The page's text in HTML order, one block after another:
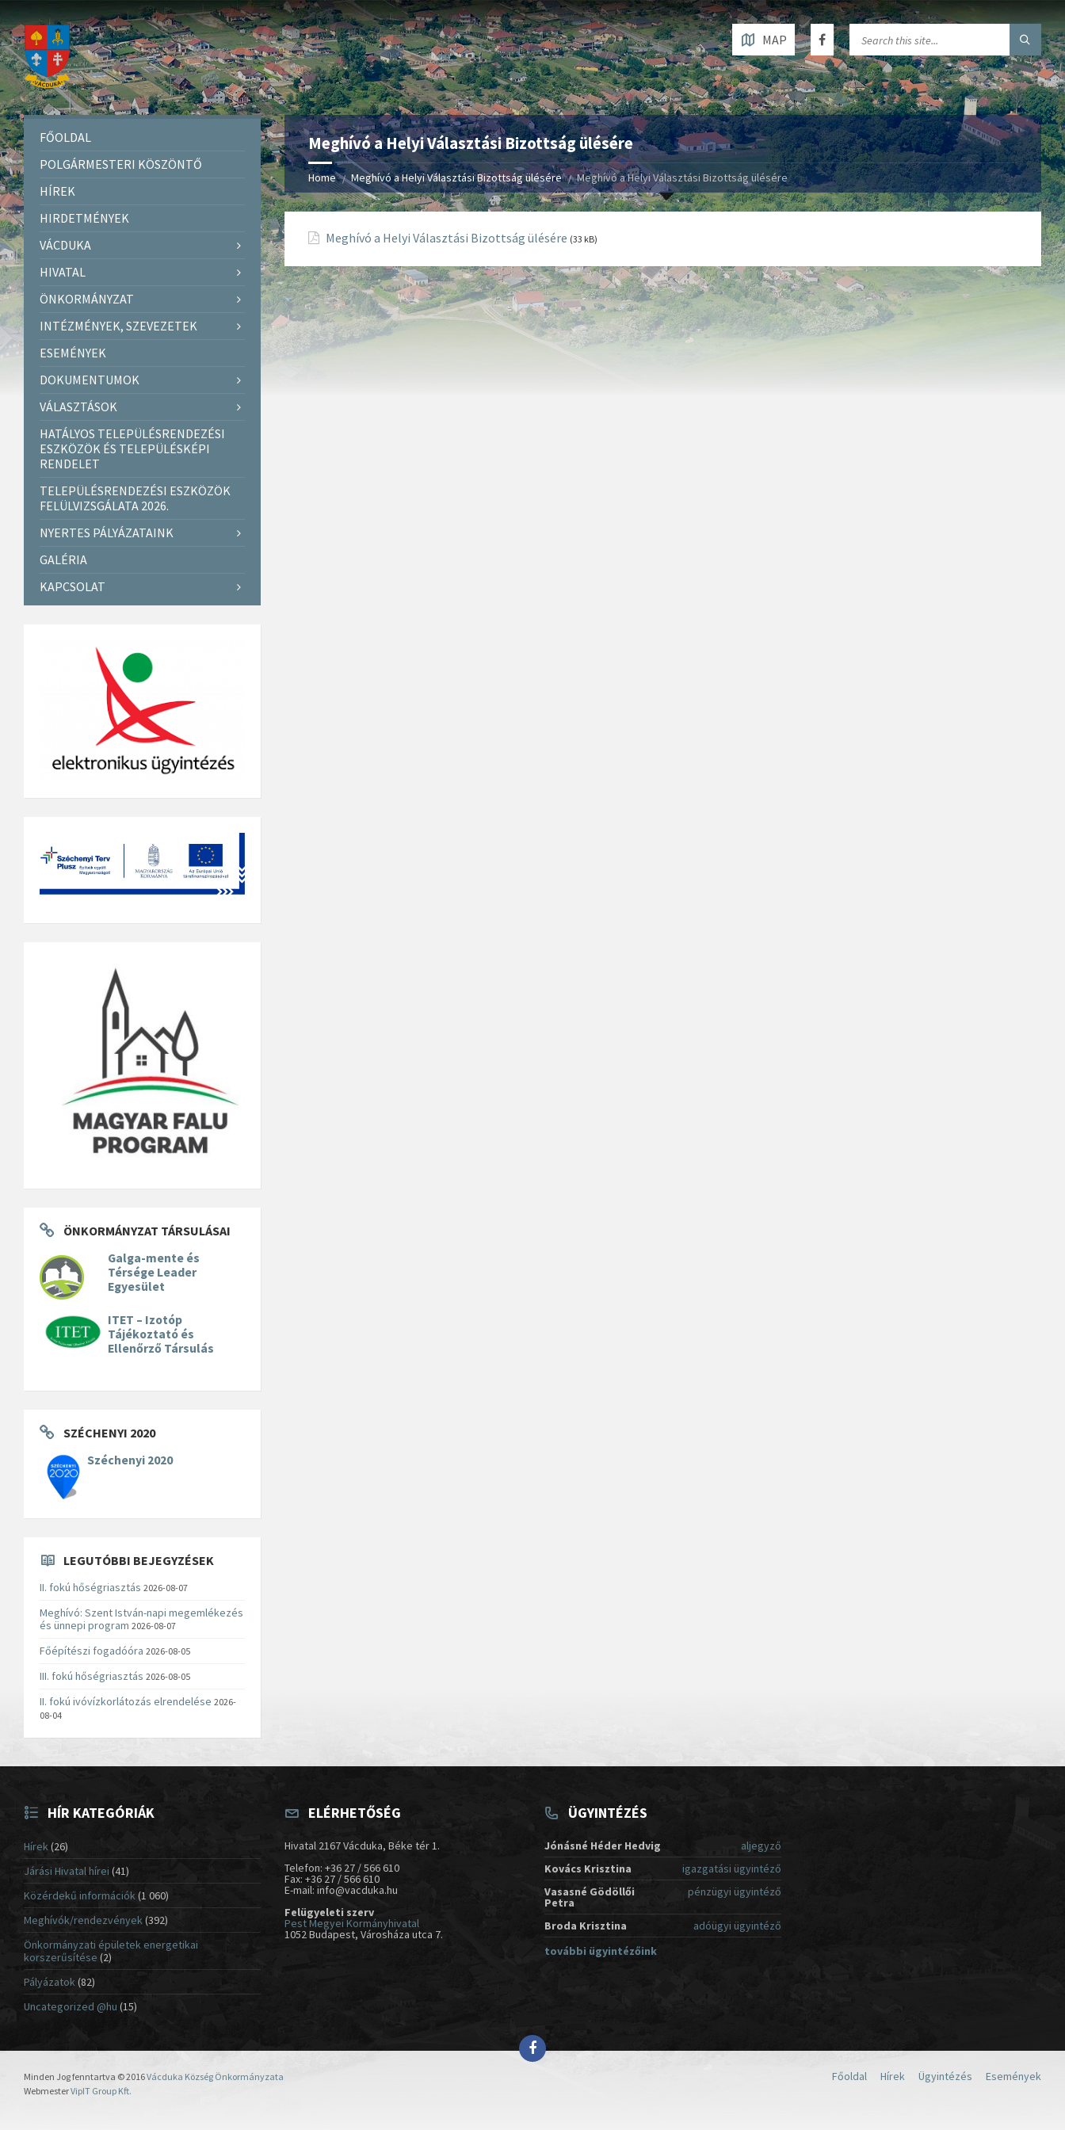
MAP
Meghívó a Helyi Választási Bizottság ülésére
Home Meghívó a Helyi Választási Bizottság ülésére Meghívó a Helyi Választási Bizottság ülésére
Meghívó a Helyi Választási Bizottság ülésére (33 kB)
FŐOLDAL
POLGÁRMESTERI KÖSZÖNTŐ
HÍREK
HIRDETMÉNYEK
VÁCDUKA
HIVATAL
ÖNKORMÁNYZAT
INTÉZMÉNYEK, SZEVEZETEK
ESEMÉNYEK
DOKUMENTUMOK
VÁLASZTÁSOK
HATÁLYOS TELEPÜLÉSRENDEZÉSI
ESZKÖZÖK ÉS TELEPÜLÉSKÉPI
RENDELET
TELEPÜLÉSRENDEZÉSI ESZKÖZÖK
FELÜLVIZSGÁLATA 2026.
NYERTES PÁLYÁZATAINK
GALÉRIA
KAPCSOLAT
ÖNKORMÁNYZAT TÁRSULÁSAI
Galga-mente és
Térsége Leader
Egyesület
ITET – Izotóp
Tájékoztató és
Ellenőrző Társulás
SZÉCHENYI 2020
Széchenyi 2020
LEGUTÓBBI BEJEGYZÉSEK
II. fokú hőségriasztás 2026-08-07
Meghívó: Szent István-napi megemlékezés
és ünnepi program 2026-08-07
Főépítészi fogadóóra 2026-08-05
III. fokú hőségriasztás 2026-08-05
II. fokú ivóvízkorlátozás elrendelése 2026-
08-04
HÍR KATEGÓRIÁK
Hírek (26)
Járási Hivatal hírei (41)
Közérdekű információk(1 060)
Meghívók/rendezvények(392)
Önkormányzati épületek energetikai
korszerűsítése (2)
Pályázatok(82)
Uncategorized @hu (15)
ELÉRHETŐSÉG
Hivatal 2167 Vácduka, Béke tér 1.
Telefon: +36 27 / 566 610
Fax: +36 27 / 566 610
E-mail: info@vacduka.hu
Felügyeleti szerv
Pest Megyei Kormányhivatal
1052 Budapest, Városháza utca 7.
ÜGYINTÉZÉS
Jónásné Héder Hedvig
aljegyző
Kovács Krisztina
igazgatási ügyintéző
Vasasné Gödöllői
Petra
pénzügyi ügyintéző
Broda Krisztina
adóügyi ügyintéző
további ügyintézőink
Főoldal Hírek Ügyintézés Események
Minden Jog fenntartva © 2016Vácduka Község Önkormányzata
WebmesterVipIT Group Kft.